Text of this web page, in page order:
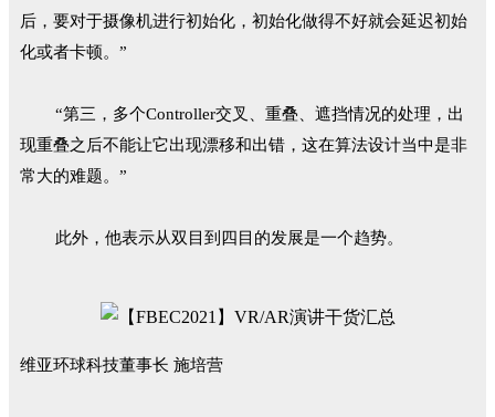
后，要对于摄像机进行初始化，初始化做得不好就会延迟初始
化或者卡顿。”
“第三，多个Controller交叉、重叠、遮挡情况的处理，出
现重叠之后不能让它出现漂移和出错，这在算法设计当中是非
常大的难题。”
此外，他表示从双目到四目的发展是一个趋势。
维亚环球科技董事长 施培营